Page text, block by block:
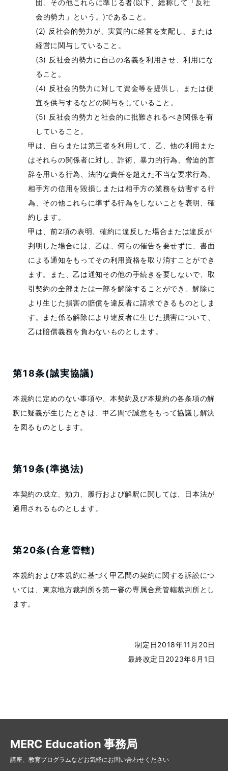
団、その他これらに準じる者(以下、総称して「反社
会的勢力」という。)であること。
反社会的勢力が、実質的に経営を支配し、または
経営に関与していること。
反社会的勢力に自己の名義を利用させ、利用にな
ること。
反社会的勢力に対して資金等を提供し、または便
宜を供与するなどの関与をしていること。
反社会的勢力と社会的に批難されるべき関係を有
していること。
甲は、自らまたは第三者を利用して、乙、他の利用また
はそれらの関係者に対し、詐術、暴力的行為、脅迫的言
辞を用いる行為、法的な責任を超えた不当な要求行為、
相手方の信用を毀損しまたは相手方の業務を妨害する行
為、その他これらに準ずる行為をしないことを表明、確
約します。
甲は、前2項の表明、確約に違反した場合または違反が
判明した場合には、乙は、何らの催告を要せずに、書面
による通知をもってその利用資格を取り消すことができ
ます。また、乙は通知その他の手続きを要しないで、取
引契約の全部または一部を解除することができ、解除に
より生じた損害の賠償を違反者に請求できるものとしま
す。また係る解除により違反者に生じた損害について、
乙は賠償義務を負わないものとします。
第18条(誠実協議)
本規約に定めのない事項や、本契約及び本規約の各条項の解
釈に疑義が生じたときは、甲乙間で誠意をもって協議し解決
を図るものとします。
第19条(準拠法)
本契約の成立、効力、履行および解釈に関しては、日本法が
適用されるものとします。
第20条(合意管轄)
本規約および本規約に基づく甲乙間の契約に関する訴訟につ
いては、東京地方裁判所を第一審の専属合意管轄裁判所とし
ます。
制定日2018年11月20日
最終改定日2023年6月1日
MERC Education 事務局
講座、教育プログラムなどお気軽にお問い合わせください